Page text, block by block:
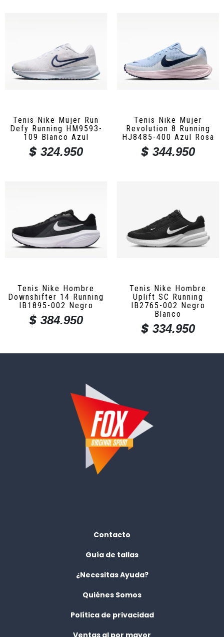
Tenis Nike Mujer Run
Defy Running HM9593-
109 Blanco Azul
$ 324.950
Tenis Nike Mujer
Revolution 8 Running
HJ8485-400 Azul Rosa
$ 344.950
Tenis Nike Hombre
Downshifter 14 Running
IB1895-002 Negro
$ 384.950
Tenis Nike Hombre
Uplift SC Running
IB2765-002 Negro
Blanco
$ 334.950
Contacto
Guía de tallas
¿Necesitas Ayuda?
Quiénes Somos
Política de privacidad
Ventas al por mayor